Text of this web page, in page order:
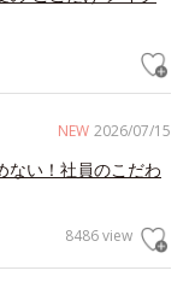
NEW 2026/07/15
ない！社員のこだわ
8486 view